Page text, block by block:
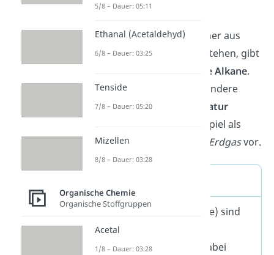
voni-Alkanen
Obwohl die Moleküle immer aus
denselben Elementen bestehen, gibt
verschiedene Alkane.
Manche sind gasförmig, andere
flüssig oder fest. In der
Natur
kommen Alkane zum Beispiel als
Bestandteile in
Erdgasvor.
Alkane (früher: Paraffine) sind
eine Stoffgruppe in der
organischen Chemie. Dabei
5/8 – Dauer: 05:11
Ethanal (Acetaldehyd)
6/8 – Dauer: 03:25
Tenside
7/8 – Dauer: 05:20
Mizellen
8/8 – Dauer: 03:28
Organische Chemie
Organische Stoffgruppen
Acetal
1/8 – Dauer: 03:28